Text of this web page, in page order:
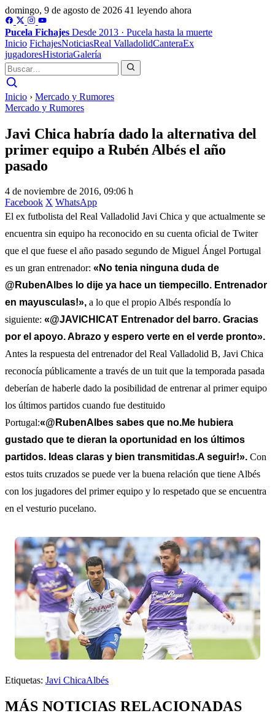
domingo, 9 de agosto de 2026 41 leyendo ahora
Pucela Fichajes Desde 2013 · Pucela hasta la muerte
Inicio FichajesNoticiasReal ValladolidCanteraEx
jugadoresHistoriaGalería
Inicio › Mercado y Rumores
Mercado y Rumores
Javi Chica habría dado la alternativa del
primer equipo a Rubén Albés el año
pasado
4 de noviembre de 2016, 09:06 h
Facebook X WhatsApp
El ex futbolista del Real Valladolid Javi Chica y que actualmente se
encuentra sin equipo ha reconocido en su cuenta oficial de Twiter
que el que fuese el año pasado segundo de Miguel Ángel Portugal
es un gran entrenador: «No tenia ninguna duda de
@RubenAlbes lo dije ya hace un tiempecillo. Entrenador
en mayusculas!», a lo que el propio Albés respondía lo
siguiente: «@JAVICHICAT Entrenador del barro. Gracias
por el apoyo. Abrazo y espero verte en el verde pronto».
Antes la respuesta del entrenador del Real Valladolid B, Javi Chica
reconocía públicamente a través de un tuit que la temporada pasada
deberían de haberle dado la posibilidad de entrenar al primer equipo
los últimos partidos cuando fue destituido
Portugal:«@RubenAlbes sabes que no.Me hubiera
gustado que te dieran la oportunidad en los últimos
partidos. Ideas claras y bien transmitidas.A seguir!». Con
estos tuits cruzados se puede ver la buena relación que tiene Albés
con los jugadores del primer equipo y lo respetado que se encuentra
en el vesturio pucelano.
Etiquetas: Javi ChicaAlbés
MÁS NOTICIAS RELACIONADAS